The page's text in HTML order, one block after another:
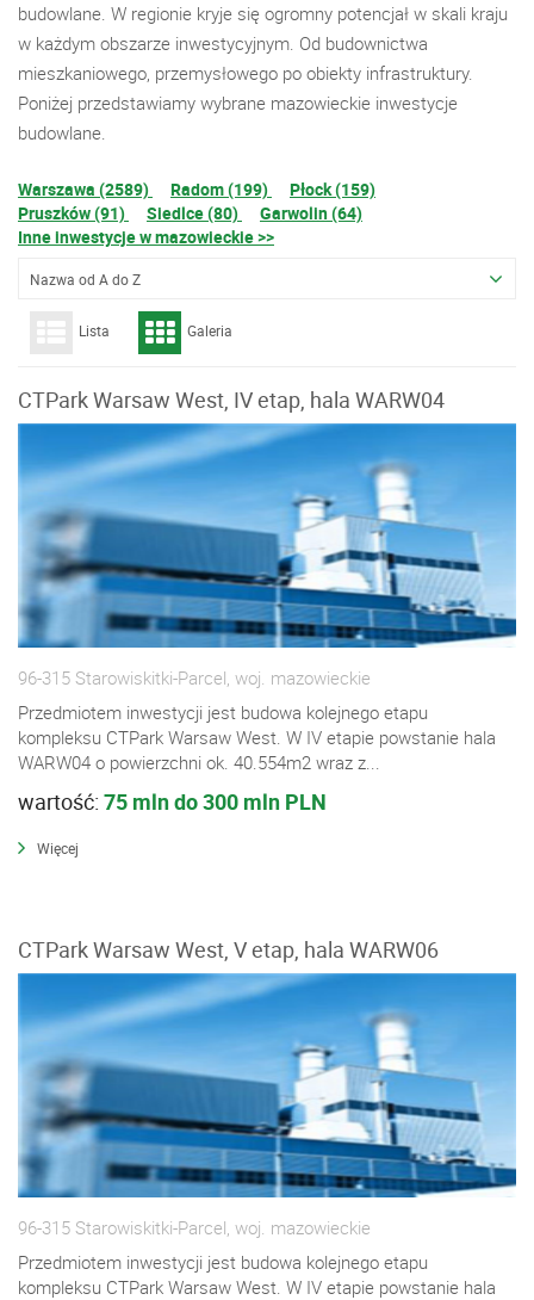
budowlane. W regionie kryje się ogromny potencjał w skali kraju
w każdym obszarze inwestycyjnym. Od budownictwa
mieszkaniowego, przemysłowego po obiekty infrastruktury.
Poniżej przedstawiamy wybrane mazowieckie inwestycje
budowlane.
Warszawa (2589) Radom (199)
Płock (159)
Pruszków (91)
Siedlce (80)
Garwolin (64)
Inne inwestycje w mazowieckie >>
Nazwa od A do Z
Lista Galeria
CTPark Warsaw West, IV etap, hala WARW04
96-315 Starowiskitki-Parcel, woj. mazowieckie
Przedmiotem inwestycji jest budowa kolejnego etapu
kompleksu CTPark Warsaw West. W IV etapie powstanie hala
WARW04 o powierzchni ok. 40.554m2 wraz z...
wartość: 75 mln do 300 mln PLN
Więcej
CTPark Warsaw West, V etap, hala WARW06
96-315 Starowiskitki-Parcel, woj. mazowieckie
Przedmiotem inwestycji jest budowa kolejnego etapu
kompleksu CTPark Warsaw West. W IV etapie powstanie hala